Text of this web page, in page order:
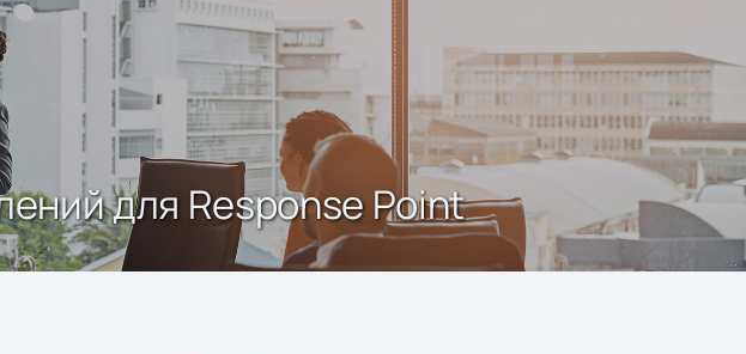
для Response Point